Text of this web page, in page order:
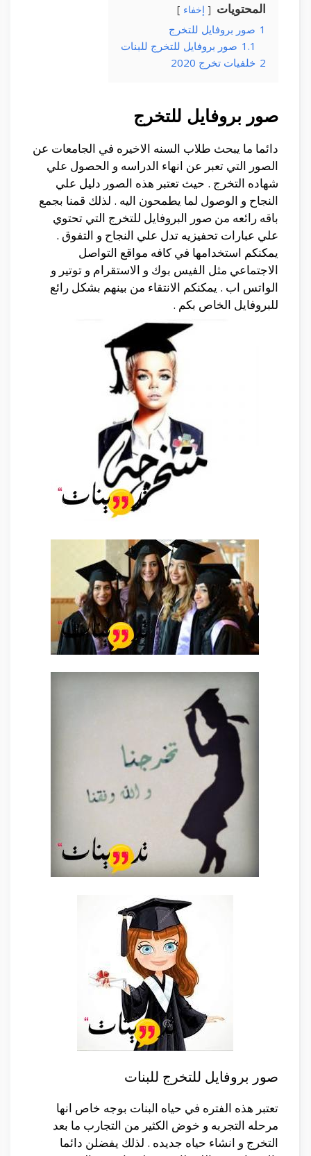
المحتويات إخفاء
1 صور بروفايل للتخرج
1.1 صور بروفايل للتخرج للبنات
2 خلفيات تخرج 2020
صور بروفايل للتخرج
دائما ما يبحث طلاب السنه الاخيره في الجامعات عن
الصور التي تعبر عن انهاء الدراسه و الحصول علي
شهاده التخرج . حيث تعتبر هذه الصور دليل علي
النجاح و الوصول لما يطمحون اليه . لذلك قمنا بجمع
باقه رائعه من صور البروفايل للتخرج التي تحتوي
علي عبارات تحفيزيه تدل علي النجاح و التفوق .
يمكنكم استخدامها في كافه مواقع التواصل
الاجتماعي مثل الفيس بوك و الاستقرام و توتير و
الواتس اب . يمكنكم الانتقاء من بينهم بشكل رائع
للبروفايل الخاص بكم .
صور بروفايل للتخرج للبنات
تعتبر هذه الفتره في حياه البنات بوجه خاص انها
مرحله التجربه و خوض الكثير من التجارب ما بعد
التخرج و انشاء حياه جديده . لذلك يفضلن دائما